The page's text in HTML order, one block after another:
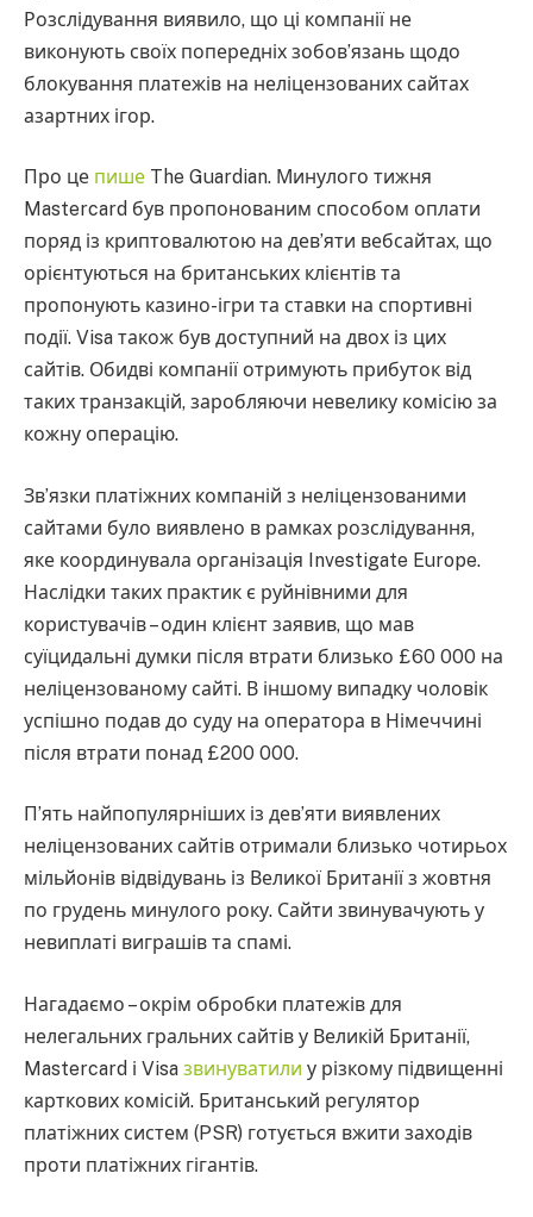
Розслідування виявило, що ці компанії не
виконують своїх попередніх зобов’язань щодо
блокування платежів на неліцензованих сайтах
азартних ігор.
Про це пише The Guardian. Минулого тижня
Mastercard був пропонованим способом оплати
поряд із криптовалютою на дев’яти вебсайтах, що
орієнтуються на британських клієнтів та
пропонують казино-ігри та ставки на спортивні
події. Visa також був доступний на двох із цих
сайтів. Обидві компанії отримують прибуток від
таких транзакцій, заробляючи невелику комісію за
кожну операцію.
Зв’язки платіжних компаній з неліцензованими
сайтами було виявлено в рамках розслідування,
яке координувала організація Investigate Europe.
Наслідки таких практик є руйнівними для
користувачів – один клієнт заявив, що мав
суїцидальні думки після втрати близько £60 000 на
неліцензованому сайті. В іншому випадку чоловік
успішно подав до суду на оператора в Німеччині
після втрати понад £200 000.
П’ять найпопулярніших із дев’яти виявлених
неліцензованих сайтів отримали близько чотирьох
мільйонів відвідувань із Великої Британії з жовтня
по грудень минулого року. Сайти звинувачують у
невиплаті виграшів та спамі.
Нагадаємо – окрім обробки платежів для
нелегальних гральних сайтів у Великій Британії,
Mastercard і Visa звинуватили у різкому підвищенні
карткових комісій. Британський регулятор
платіжних систем (PSR) готується вжити заходів
проти платіжних гігантів.